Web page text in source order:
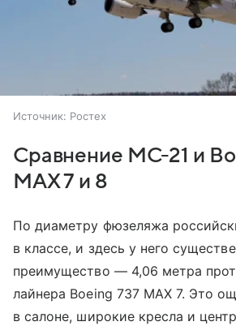
Источник: Ростех
Сравнение МС-21 и
MAX 7 и 8
По диаметру фюзеляжа
в классе, и здесь у него
преимущество — 4,06 метра
лайнера Boeing 737 MAX 7. Это
в салоне, широкие кресла и